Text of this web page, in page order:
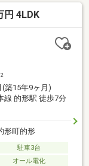
円 4LDK
2
(築15年9ヶ月)
線 的形駅 徒歩7分
形町的形
駐車3台
オール電化